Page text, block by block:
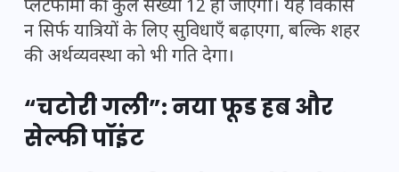
प्लेटफॉर्मों की कुल संख्या 12 हो जाएगी। यह विकास
न सिर्फ यात्रियों के लिए सुविधाएँ बढ़ाएगा, बल्कि शहर
की अर्थव्यवस्था को भी गति देगा।
“चटोरी गली”: नया फूड हब और
सेल्फी पॉइंट